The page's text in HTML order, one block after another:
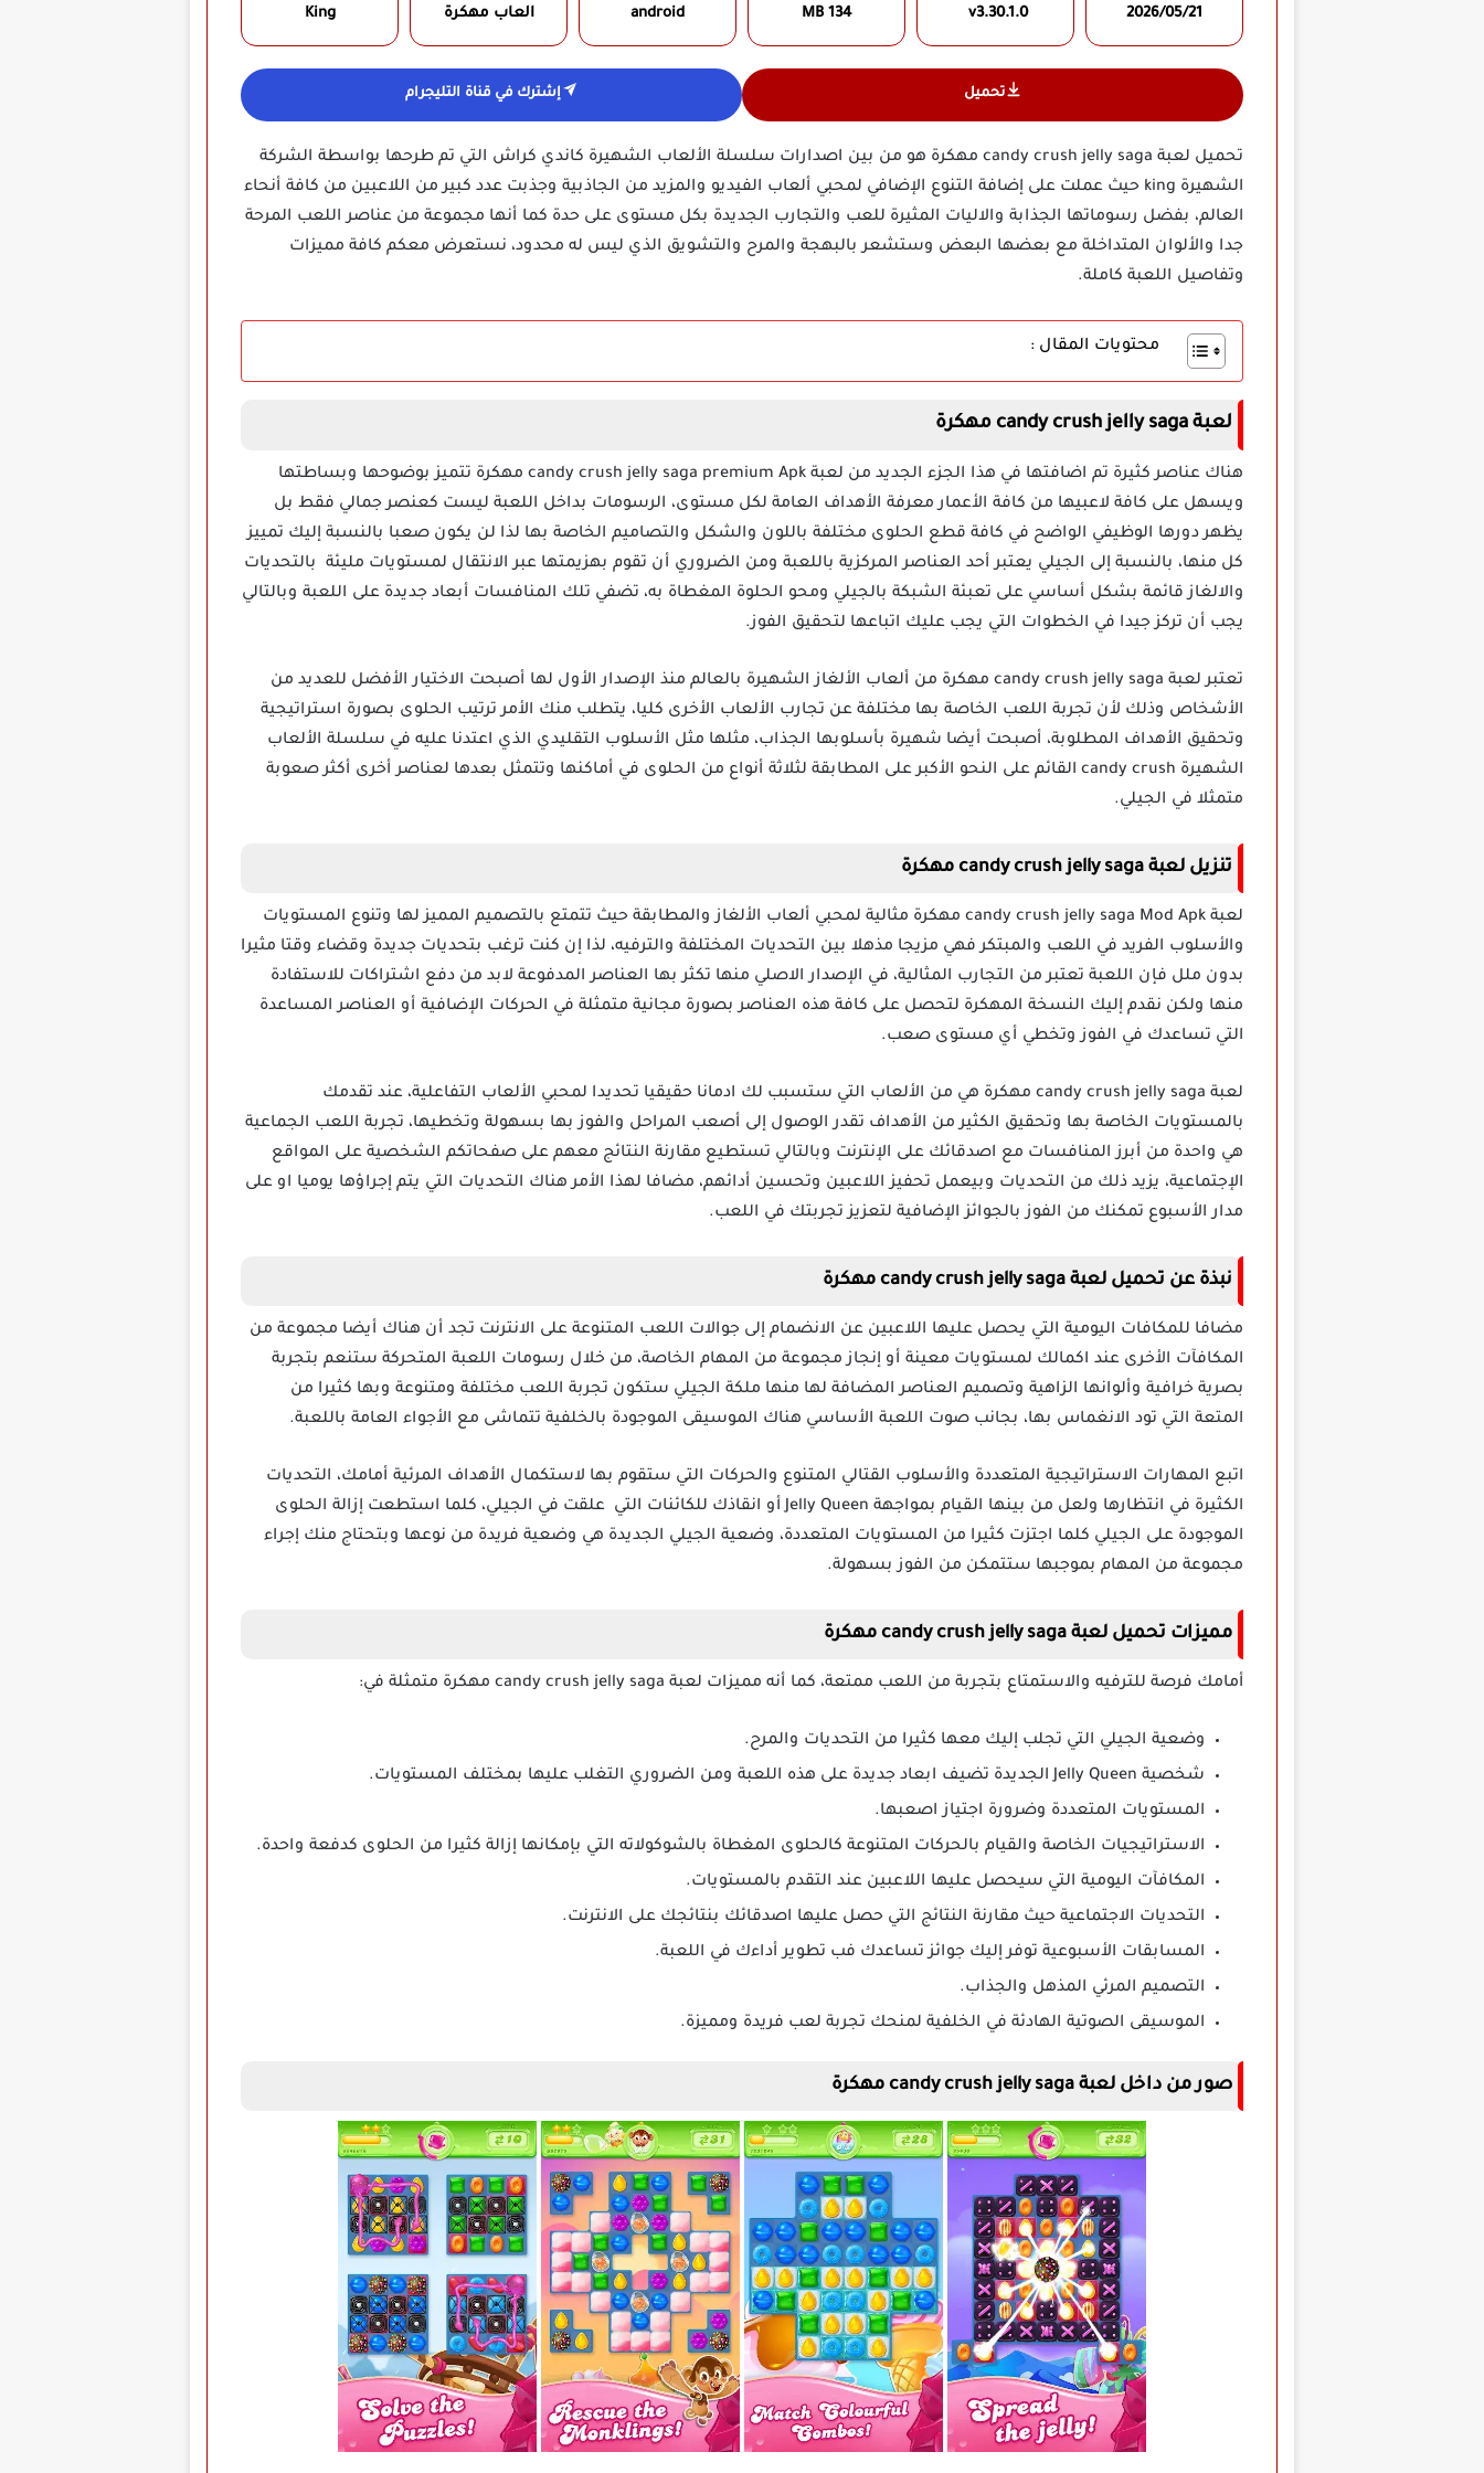
2026/05/21
v3.30.1.0
134 MB
android العاب مهكرة King
تحميل إشترك في قناة التليجرام
تحميل لعبة candy crush jelly saga مهكرة هو من بين اصدارات سلسلة الألعاب الشهيرة كاندي كراش التي تم طرحها بواسطة الشركة
الشهيرة king حيث عملت على إضافة التنوع الإضافي لمحبي ألعاب الفيديو والمزيد من الجاذبية وجذبت عدد كبير من اللاعبين من كافة أنحاء
العالم، بفضل رسوماتها الجذابة والاليات المثيرة للعب والتجارب الجديدة بكل مستوى على حدة كما أنها مجموعة من عناصر اللعب المرحة
جدا والألوان المتداخلة مع بعضها البعض وستشعر بالبهجة والمرح والتشويق الذي ليس له محدود، نستعرض معكم كافة مميزات
وتفاصيل اللعبة كاملة.
محتويات المقال :
لعبة candy crush jelly saga مهكرة
هناك عناصر كثيرة تم اضافتها في هذا الجزء الجديد من لعبة candy crush jelly saga premium Apk مهكرة تتميز بوضوحها وبساطتها
ويسهل على كافة لاعبيها من كافة الأعمار معرفة الأهداف العامة لكل مستوى، الرسومات بداخل اللعبة ليست كعنصر جمالي فقط بل
يظهر دورها الوظيفي الواضح في كافة قطع الحلوى مختلفة باللون والشكل والتصاميم الخاصة بها لذا لن يكون صعبا بالنسبة إليك تمييز
كل منها، بالنسبة إلى الجيلي يعتبر أحد العناصر المركزية باللعبة ومن الضروري أن تقوم بهزيمتها عبر الانتقال لمستويات مليئة بالتحديات
والالغاز قائمة بشكل أساسي على تعبئة الشبكة بالجيلي ومحو الحلوة المغطاة به، تضفي تلك المنافسات أبعاد جديدة على اللعبة وبالتالي
يجب أن تركز جيدا في الخطوات التي يجب عليك اتباعها لتحقيق الفوز.
تعتبر لعبة candy crush jelly saga مهكرة من ألعاب الألغاز الشهيرة بالعالم منذ الإصدار الأول لها أصبحت الاختيار الأفضل للعديد من
الأشخاص وذلك لأن تجربة اللعب الخاصة بها مختلفة عن تجارب الألعاب الأخرى كليا، يتطلب منك الأمر ترتيب الحلوى بصورة استراتيجية
وتحقيق الأهداف المطلوبة، أصبحت أيضا شهيرة بأسلوبها الجذاب، مثلها مثل الأسلوب التقليدي الذي اعتدنا عليه في سلسلة الألعاب
الشهيرة candy crush القائم على النحو الأكبر على المطابقة لثلاثة أنواع من الحلوى في أماكنها وتتمثل بعدها لعناصر أخرى أكثر صعوبة
متمثلا في الجيلي.
تنزيل لعبة candy crush jelly saga مهكرة
لعبة candy crush jelly saga Mod Apk مهكرة مثالية لمحبي ألعاب الألغاز والمطابقة حيث تتمتع بالتصميم المميز لها وتنوع المستويات
والأسلوب الفريد في اللعب والمبتكر فهي مزيجا مذهلا بين التحديات المختلفة والترفيه، لذا إن كنت ترغب بتحديات جديدة وقضاء وقتا مثيرا
بدون ملل فإن اللعبة تعتبر من التجارب المثالية، في الإصدار الاصلي منها تكثر بها العناصر المدفوعة لابد من دفع اشتراكات للاستفادة
منها ولكن نقدم إليك النسخة المهكرة لتحصل على كافة هذه العناصر بصورة مجانية متمثلة في الحركات الإضافية أو العناصر المساعدة
التي تساعدك في الفوز وتخطي أي مستوى صعب.
لعبة candy crush jelly saga مهكرة هي من الألعاب التي ستسبب لك ادمانا حقيقيا تحديدا لمحبي الألعاب التفاعلية، عند تقدمك
بالمستويات الخاصة بها وتحقيق الكثير من الأهداف تقدر الوصول إلى أصعب المراحل والفوز بها بسهولة وتخطيها، تجربة اللعب الجماعية
هي واحدة من أبرز المنافسات مع اصدقائك على الإنترنت وبالتالي تستطيع مقارنة النتائج معهم على صفحاتكم الشخصية على المواقع
الإجتماعية، يزيد ذلك من التحديات وبيعمل تحفيز اللاعبين وتحسين أدائهم، مضافا لهذا الأمر هناك التحديات التي يتم إجراؤها يوميا او على
مدار الأسبوع تمكنك من الفوز بالجوائز الإضافية لتعزيز تجربتك في اللعب.
نبذة عن تحميل لعبة candy crush jelly saga مهكرة
مضافا للمكافات اليومية التي يحصل عليها اللاعبين عن الانضمام إلى جوالات اللعب المتنوعة على الانترنت تجد أن هناك أيضا مجموعة من
المكافآت الأخرى عند اكمالك لمستويات معينة أو إنجاز مجموعة من المهام الخاصة، من خلال رسومات اللعبة المتحركة ستنعم بتجربة
بصرية خرافية وألوانها الزاهية وتصميم العناصر المضافة لها منها ملكة الجيلي ستكون تجربة اللعب مختلفة ومتنوعة وبها كثيرا من
المتعة التي تود الانغماس بها، بجانب صوت اللعبة الأساسي هناك الموسيقى الموجودة بالخلفية تتماشى مع الأجواء العامة باللعبة.
اتبع المهارات الاستراتيجية المتعددة والأسلوب القتالي المتنوع والحركات التي ستقوم بها لاستكمال الأهداف المرئية أمامك، التحديات
الكثيرة في انتظارها ولعل من بينها القيام بمواجهة Jelly Queen أو انقاذك للكائنات التي علقت في الجيلي، كلما استطعت إزالة الحلوى
الموجودة على الجيلي كلما اجتزت كثيرا من المستويات المتعددة، وضعية الجيلي الجديدة هي وضعية فريدة من نوعها وبتحتاج منك إجراء
مجموعة من المهام بموجبها ستتمكن من الفوز بسهولة.
مميزات تحميل لعبة candy crush jelly saga مهكرة
أمامك فرصة للترفيه والاستمتاع بتجربة من اللعب ممتعة، كما أنه مميزات لعبة candy crush jelly saga مهكرة متمثلة في:
وضعية الجيلي التي تجلب إليك معها كثيرا من التحديات والمرح.
شخصية Jelly Queen الجديدة تضيف ابعاد جديدة على هذه اللعبة ومن الضروري التغلب عليها بمختلف المستويات.
المستويات المتعددة وضرورة اجتياز اصعبها.
الاستراتيجيات الخاصة والقيام بالحركات المتنوعة كالحلوى المغطاة بالشوكولاته التي بإمكانها إزالة كثيرا من الحلوى كدفعة واحدة.
المكافآت اليومية التي سيحصل عليها اللاعبين عند التقدم بالمستويات.
التحديات الاجتماعية حيث مقارنة النتائج التي حصل عليها اصدقائك بنتائجك على الانترنت.
المسابقات الأسبوعية توفر إليك جوائز تساعدك فب تطوير أداءك في اللعبة.
التصميم المرئي المذهل والجذاب.
الموسيقى الصوتية الهادئة في الخلفية لمنحك تجربة لعب فريدة ومميزة.
صور من داخل لعبة candy crush jelly saga مهكرة